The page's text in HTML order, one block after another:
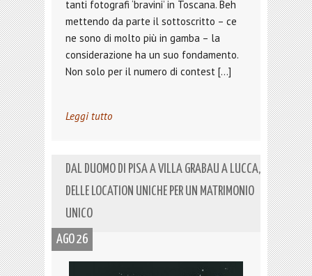
tanti fotografi ‘bravini’ in Toscana. Beh
mettendo da parte il sottoscritto – ce
ne sono di molto più in gamba – la
considerazione ha un suo fondamento.
Non solo per il numero di contest […]
Leggi tutto
DAL DUOMO DI PISA A VILLA GRABAU A LUCCA,
DELLE LOCATION UNICHE PER UN MATRIMONIO
UNICO
AGO 26